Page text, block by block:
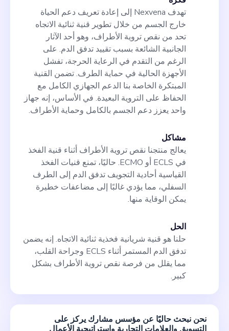
تهدف Nexvena إلى إعادة تعريف دعم الحياة
خارج الجسم من خلال تطوير قنية ثنائية الاتجاه
تحد من نقص تروية الأطراف، وهو أحد الآثار
الجانبية الشائعة بسبب تقييد تدفق الدم. على
الرغم من التقدم في الرعاية الحرجة، تفشل
الأجهزة الحالية في حماية الطرف. تضمن القنية
المبتكرة الخاصة بنا الدعم الجهازي الكامل مع
الحفاظ على التروية البعيدة. في الأساس، إنه جهاز
واحد يعزز دعم الجسم بالكامل وحماية الأطراف.
مشاكل
يعالج منتجنا نقص تروية الأطراف أثناء قنية الفخذ
في ECLS أو ECMO. حاليًا، تمنع قنيات الفخذ
القياسية أحادية التجويف تدفق الدم إلى الطرف
السفلي، مما يؤدي غالبًا إلى مضاعفات خطيرة
يمكن الوقاية منها.
الحل
حلنا هو قنية شريانية فخذية ثنائية الاتجاه. إنه يضمن
تدفق الدم المستمر أثناء ECLS وجراحة القلب،
مما يقلل من فرصة نقص تروية الأطراف بشكل
كبير.
نحن نبحث حاليًا عن مؤسس مشارك يركز على